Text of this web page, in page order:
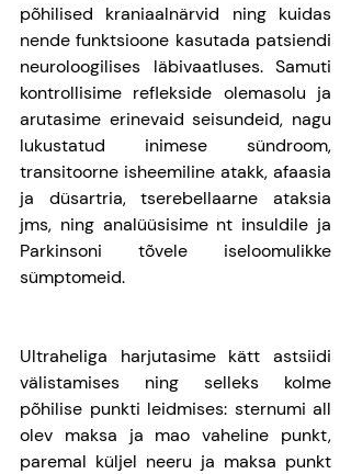
põhilised kraniaalnärvid ning kuidas
nende funktsioone kasutada patsiendi
neuroloogilises läbivaatluses. Samuti
kontrollisime reflekside olemasolu ja
arutasime erinevaid seisundeid, nagu
lukustatud inimese sündroom,
transitoorne isheemiline atakk, afaasia
ja düsartria, tserebellaarne ataksia
jms, ning analüüsisime nt insuldile ja
Parkinsoni tõvele iseloomulikke
sümptomeid.
Ultraheliga harjutasime kätt astsiidi
välistamises ning selleks kolme
põhilise punkti leidmises: sternumi all
olev maksa ja mao vaheline punkt,
paremal küljel neeru ja maksa punkt